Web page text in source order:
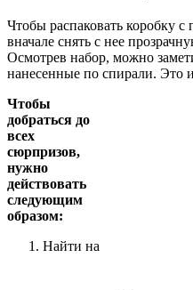
Чтобы распаковать коробку
вначале снять с нее
Осмотрев набор, можно
нанесенные по спирали. Это
Чтобы
добраться до
всех
сюрпризов,
нужно
действовать
следующим
образом:
Найти на